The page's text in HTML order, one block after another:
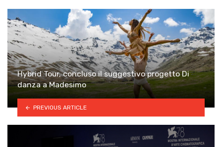
Hybrid Tour, concluso il suggestivo progetto Di
danza a Madesimo
PREVIOUS ARTICLE